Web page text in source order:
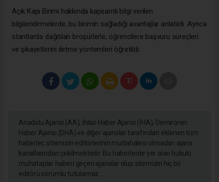
Açık Kapı Birimi hakkında kapsamlı bilgi verilen
bilgilendirmelerde, bu birimin sağladığı avantajlar anlatıldı. Ayrıca
stantlarda dağıtılan broşürlerle, öğrencilere başvuru süreçleri
ve şikayetlerini iletme yöntemleri öğretildi.
Anadolu Ajansı (AA), İhlas Haber Ajansı (İHA), Demirören
Haber Ajansı (DHA) ve diğer ajanslar tarafından eklenen tüm
haberler, sitemizin editörlerinin müdahalesi olmadan ajans
kanallarından çekilmektedir. Bu haberlerde yer alan hukuki
muhataplar haberi geçen ajanslar olup sitemizin hiç bir
editörü sorumlu tutulamaz...